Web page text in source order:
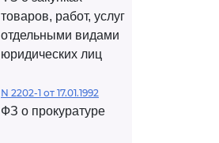
товаров, работ, услуг
отдельными видами
юридических лиц
N 2202-1 от 17.01.1992
ФЗ о прокуратуре